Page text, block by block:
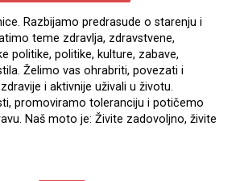
Razbijamo predrasude o starenju i
teme zdravlja, zdravstvene,
politike, politike, kulture, zabave,
Želimo vas ohrabriti, povezati i
i aktivnije uživali u životu.
promoviramo toleranciju i potičemo
Naš moto je: Živite zadovoljno, živite